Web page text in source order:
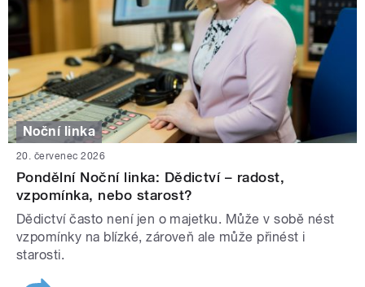
Noční linka
20. červenec 2026
Pondělní Noční linka: Dědictví – radost,
vzpomínka, nebo starost?
Dědictví často není jen o majetku. Může v sobě nést
vzpomínky na blízké, zároveň ale může přinést i
starosti.